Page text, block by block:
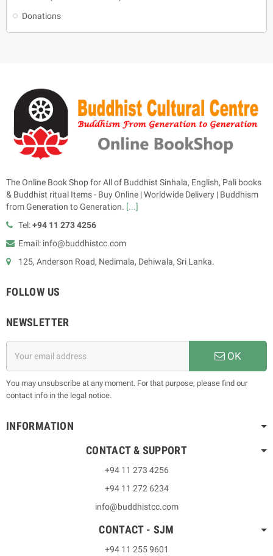
Donations
The Online Book Shop for All of Buddhist Sinhala, English, Pali books
& Buddhist ritual Items - Buy Online | Worldwide Delivery | Buddhism
from Generation to Generation. [...]
Tel:+94 11 273 4256
Email: info@buddhistcc.com
125, Anderson Road, Nedimala, Dehiwala, Sri Lanka.
FOLLOW US
NEWSLETTER
OK
You may unsubscribe at any moment. For that purpose, please find our
contact info in the legal notice.
INFORMATION
CONTACT & SUPPORT
+94 11 273 4256
+94 11 272 6234
info@buddhistcc.com
CONTACT - SJM
+94 11 255 9601